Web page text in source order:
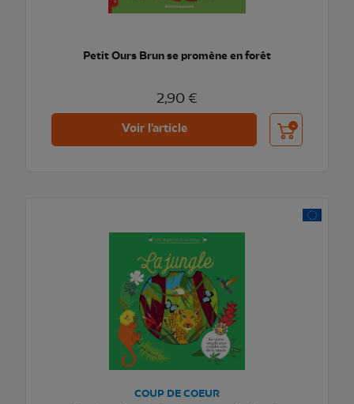
Petit Ours Brun se promène en forêt
2,90 €
Voir l'article Ajouter au
COUP DE COEUR